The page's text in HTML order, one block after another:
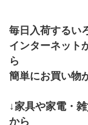
毎日入荷するい
インターネット
ら
簡単にお買い物
↓家具や家電・
から